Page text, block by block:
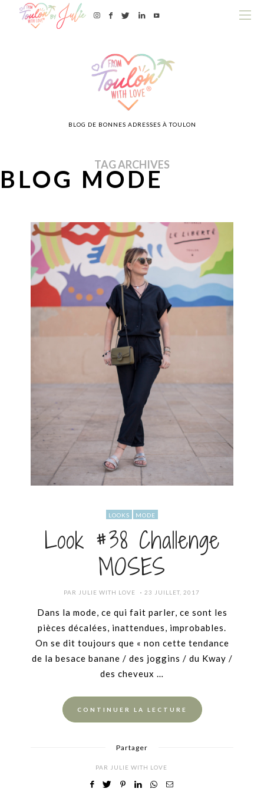
BLOG DE BONNES ADRESSES À TOULON
TAG ARCHIVES
BLOG MODE
LOOKS MODE
Look #38 Challenge
MOSES
PAR JULIE WITH LOVE
POSTED
23 JUILLET, 2017
Dans la mode, ce qui fait parler, ce sont les
pièces décalées, inattendues, improbables.
On se dit toujours que « non cette tendance
de la besace banane / des joggins / du Kway /
des cheveux …
CONTINUER LA LECTURE
Partager
PAR JULIE WITH LOVE